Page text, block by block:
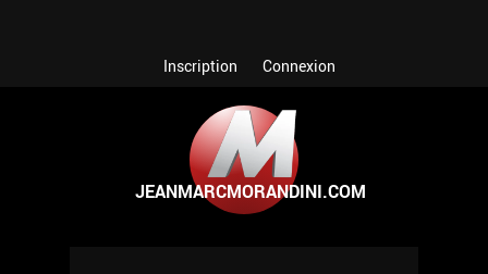
Inscription Connexion